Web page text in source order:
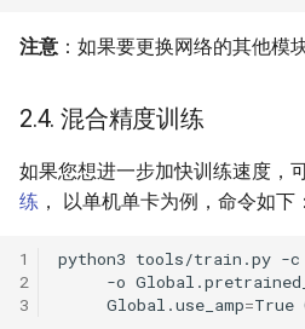
注意 ：如果要更换网络的其他模
2.4. 混合精度训练
如果您想进一步加快训练速度，
练 ， 以单机单卡为例，命令如下：
1
2
3
python3 tools/train.py -c
-o
Global.use_amp=True